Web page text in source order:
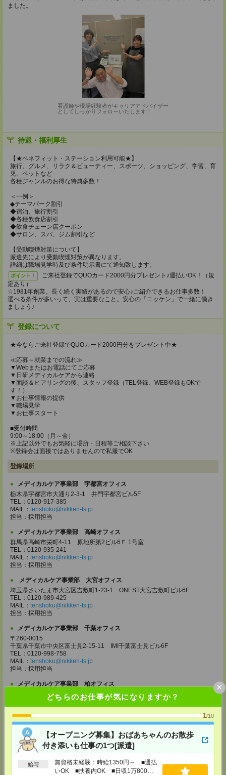
どちらのお仕事が気になりますか？
1/10
【オープニング募集】おばあちゃんのお散歩
付き添いも仕事の1つ[派遣]
給与
無資格未経験：時給1350円～ ■週払
いOK ■扶養内OK ■日収1万800円
×
ました。
看護師や現場経験者がキャリアアドバイザー
としてしっかりフォローいたします！
待遇・福利厚生
【★ベネフィット・ステーション利用可能★】
旅行、グルメ、リラク＆ビューティー、スポーツ、ショッピング、学習、育
児、ペットなど
各種ジャンルのお得な特典多数！
＜一例＞
◆テーマパーク割引
◆宿泊、旅行割引
◆各種飲食店割引
◆飲食チェーン店クーポン
◆サロン、スパ、ジム割引など
【受動喫煙対策について】
派遣先により受動喫煙対策が異なります。
詳細は職場見学時及び条件明示書にて通知致します。
ポイント！
ご来社登録でQUOカード2000円分プレゼント♪週払いOK！（規
定あり）
☆1981年創業。長く続く実績があるので安心♪ご紹介できるお仕事多数！
選べる条件が多いって、実は重要なこと。安心の「ニッケン」で一緒に働き
ましょう♪
登録について
★今ならご来社登録でQUOカード2000円分をプレゼント中★
≪応募～就業までの流れ≫
▼Webまたはお電話にてご応募
▼日研メディカルケアから連絡
▼面談＆ヒアリングの後、スタッフ登録（TEL登録、WEB登録もOKで
す！）
▼お仕事情報の提供
▼職場見学
▼お仕事スタート
■受付時間
9:00～18:00（月～金）
※上記以外でもお気軽に場所・日程等ご相談下さい
※登録会は面接ではありませんので私服でOK
登録場所
メディカルケア事業部 宇都宮オフィス
栃木県宇都宮市大通り2-3-1 井門宇都宮ビル5F
TEL：0120-917-385
MAIL： tenshoku@nikken-ts.jp
担当：採用担当
メディカルケア事業部 高崎オフィス
群馬県高崎市栄町4-11 原地所第2ビル6Ｆ 1号室
TEL：0120-935-241
MAIL： tenshoku@nikken-ts.jp
担当：採用担当
メディカルケア事業部 大宮オフィス
埼玉県さいたま市大宮区吉敷町1-23-1 ONEST大宮吉敷町ビル6F
TEL：0120-989-425
MAIL： tenshoku@nikken-ts.jp
担当：採用担当
メディカルケア事業部 千葉オフィス
〒260-0015
千葉県千葉市中央区富士見2-15-11 IMI千葉富士見ビル6F
TEL：0120-998-758
MAIL： tenshoku@nikken-ts.jp
担当：採用担当
メディカルケア事業部 柏オフィス
千葉県柏市末広町5-19 第12関口ビル7F 705号室
TEL：0120-935-218
MAIL：tenshoku@nikken-ts.jp
担当：採用担当
メディカルケア事業部 新宿オフィス
東京都新宿区新宿2-3-10 新宿御苑ビル6階
TEL：0120-457-235
担当：採用担当